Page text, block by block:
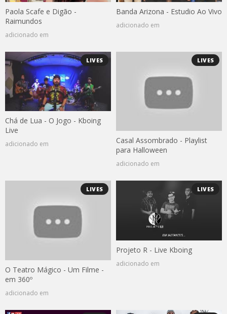
Paola Scafe e Digão -
Raimundos
adicionado em
Banda Arizona - Estudio Ao Vivo
adicionado em
LIVES
Chá de Lua - O Jogo - Kboing
Live
adicionado em
LIVES
Casal Assombrado - Playlist
para Halloween
adicionado em
LIVES
O Teatro Mágico - Um Filme -
em 360º
adicionado em
LIVES
Projeto R - Live Kboing
adicionado em